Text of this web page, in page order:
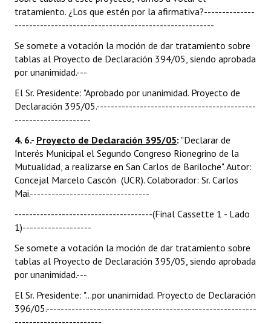
tratamiento. ¿Los que estén por la afirmativa?--------------
-------------------------------------------------------
Se somete a votación la moción de dar tratamiento sobre
tablas al Proyecto de Declaración 394/05, siendo aprobada
por unanimidad.---
El Sr. Presidente: "Aprobado por unanimidad. Proyecto de
Declaración 395/05.--------------------------------------------
---------------------
4. 6.- Proyecto de Declaración 395/05: "Declarar de
Interés Municipal el Segundo Congreso Rionegrino de la
Mutualidad, a realizarse en San Carlos de Bariloche". Autor:
Concejal Marcelo Cascón (UCR). Colaborador: Sr. Carlos
Mai.---------------------------------
--------------------------------------(Final Cassette 1 - Lado
1)-------------------
Se somete a votación la moción de dar tratamiento sobre
tablas al Proyecto de Declaración 395/05, siendo aprobada
por unanimidad.---
El Sr. Presidente: "...por unanimidad. Proyecto de Declaración
396/05.----------------------------------------------------------
------------------------